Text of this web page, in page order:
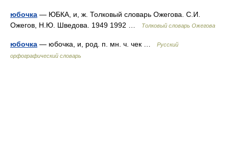
юбочка — ЮБКА, и, ж. Толковый словарь Ожегова. С.И.
Ожегов, Н.Ю. Шведова. 1949 1992 …
Толковый словарь Ожегова
юбочка — юбочка, и, род. п. мн. ч. чек …
Русский
орфографический словарь